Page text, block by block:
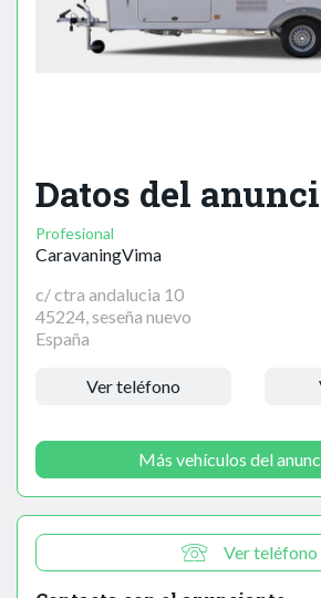
Datos del
Profesional
CaravaningVima
c/ ctra andalucia 10
45224, seseña nuevo
España
Ver teléfono
Más vehículos del
Ver teléfono